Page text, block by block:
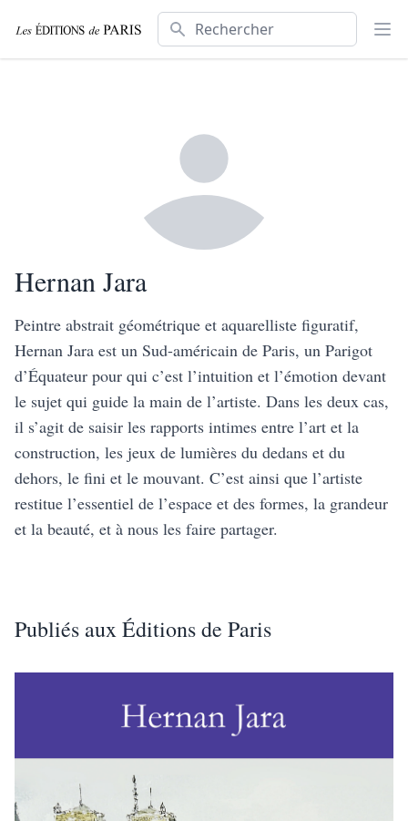
Rechercher
Hernan Jara
Peintre abstrait géométrique et aquarelliste figuratif,
Hernan Jara est un Sud-américain de Paris, un Parigot
d’Équateur pour qui c’est l’intuition et l’émotion devant
le sujet qui guide la main de l’artiste. Dans les deux cas,
il s’agit de saisir les rapports intimes entre l’art et la
construction, les jeux de lumières du dedans et du
dehors, le fini et le mouvant. C’est ainsi que l’artiste
restitue l’essentiel de l’espace et des formes, la grandeur
et la beauté, et à nous les faire partager.
Publiés aux Éditions de Paris